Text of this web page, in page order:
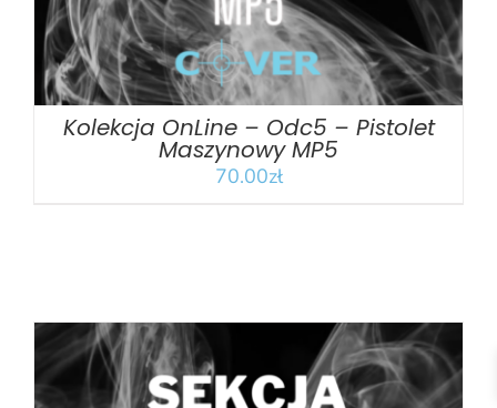
Kolekcja OnLine – Odc5 – Pistolet
Maszynowy MP5
70.00zł